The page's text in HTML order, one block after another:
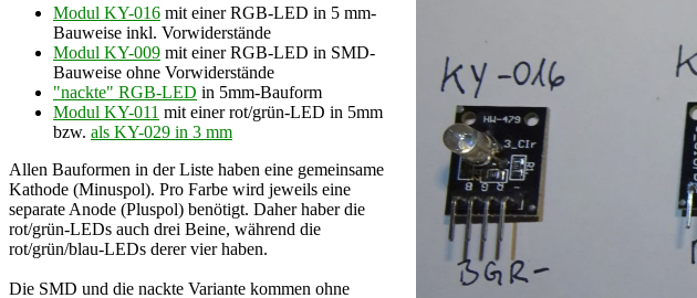
Modul KY-016 mit einer RGB-LED in 5 mm-
Bauweise inkl. Vorwiderstände
Modul KY-009 mit einer RGB-LED in SMD-
Bauweise ohne Vorwiderstände
"nackte" RGB-LED in 5mm-Bauform
Modul KY-011 mit einer rot/grün-LED in 5mm
bzw. als KY-029 in 3 mm
Allen Bauformen in der Liste haben eine gemeinsame
Kathode (Minuspol). Pro Farbe wird jeweils eine
separate Anode (Pluspol) benötigt. Daher haber die
rot/grün-LEDs auch drei Beine, während die
rot/grün/blau-LEDs derer vier haben.
Die SMD und die nackte Variante kommen ohne